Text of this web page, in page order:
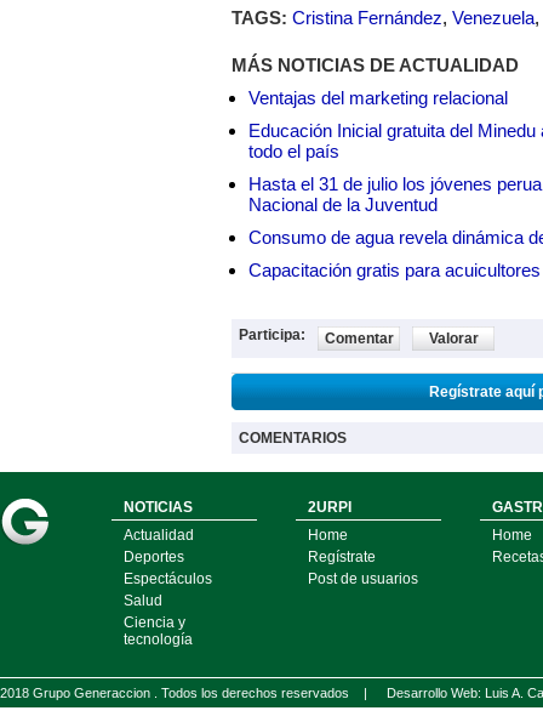
TAGS: Cristina Fernández, Venezuela,
MÁS NOTICIAS DE ACTUALIDAD
Ventajas del marketing relacional
Educación Inicial gratuita del
todo el país
Hasta el 31 de julio los jóvenes
Nacional de la Juventud
Consumo de agua revela dinámica
Capacitación gratis para
Participa: Comentar Valorar
Regístrate aquí
COMENTARIOS
NOTICIAS
Actualidad
Deportes
Espectáculos
Salud
Ciencia y
tecnología
2URPI
Home
Regístrate
Post de usuarios
Home
2018 Grupo Generaccion . Todos los derechos reservados | Desarrollo Web: Luis